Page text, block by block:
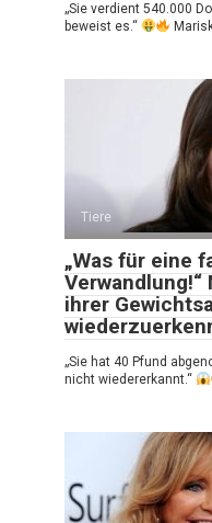
„Sie verdient 540.000
beweist es.“
Tiere
„Was für eine
ihrer
„Sie hat 40 Pfund
nicht wiedererkannt.“